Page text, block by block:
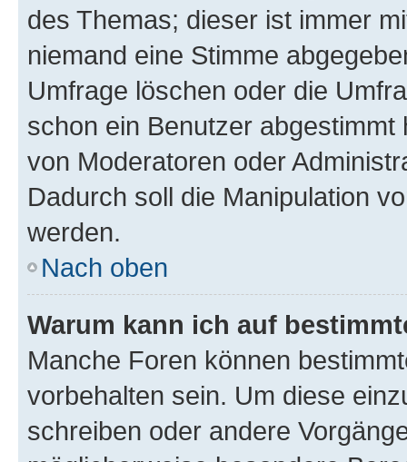
des Themas; dieser ist immer
niemand eine Stimme
Umfrage löschen oder die
schon ein Benutzer
von Moderatoren oder
Dadurch soll die Manipulation
werden.
Nach oben
Warum kann ich auf
Manche Foren können
vorbehalten sein. Um diese
schreiben oder andere